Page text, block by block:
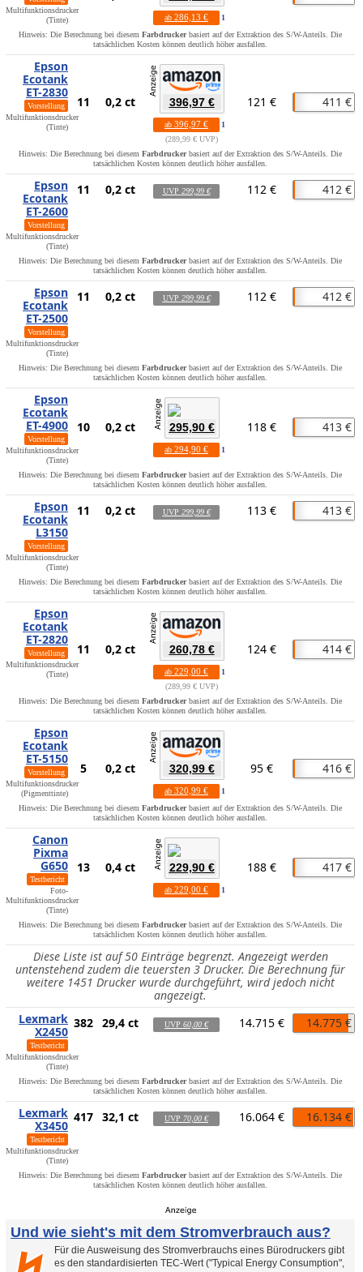
Multifunktionsdrucker
(Tinte)
ab 286,13 € 1
Hinweis: Die Berechnung bei diesem Farbdruckerbasiert auf der Extraktion des S/W-Anteils. Die
tatsächlichen Kosten können deutlich höher ausfallen.
Epson
Ecotank
ET-2830
Vorstellung
Multifunktionsdrucker
(Tinte)
11 0,2 ct 396,97 €
ab 396,97 €
1
289,99 € UVP
121 € 411 €
Hinweis: Die Berechnung bei diesem Farbdruckerbasiert auf der Extraktion des S/W-Anteils. Die
tatsächlichen Kosten können deutlich höher ausfallen.
Epson
Ecotank
ET-2600
Vorstellung
Multifunktionsdrucker
(Tinte)
11 0,2 ct UVP 299,99 € 112 € 412 €
Hinweis: Die Berechnung bei diesem Farbdruckerbasiert auf der Extraktion des S/W-Anteils. Die
tatsächlichen Kosten können deutlich höher ausfallen.
Epson
Ecotank
ET-2500
Vorstellung
Multifunktionsdrucker
(Tinte)
11 0,2 ct UVP 299,99 € 112 € 412 €
Hinweis: Die Berechnung bei diesem Farbdruckerbasiert auf der Extraktion des S/W-Anteils. Die
tatsächlichen Kosten können deutlich höher ausfallen.
Epson
Ecotank
ET-4900
Vorstellung
Multifunktionsdrucker
(Tinte)
10 0,2 ct 295,90 €
ab 294,90 € 1
118 € 413 €
Hinweis: Die Berechnung bei diesem Farbdruckerbasiert auf der Extraktion des S/W-Anteils. Die
tatsächlichen Kosten können deutlich höher ausfallen.
Epson
Ecotank
L3150
Vorstellung
Multifunktionsdrucker
(Tinte)
11 0,2 ct UVP 299,99 € 113 € 413 €
Hinweis: Die Berechnung bei diesem Farbdruckerbasiert auf der Extraktion des S/W-Anteils. Die
tatsächlichen Kosten können deutlich höher ausfallen.
Epson
Ecotank
ET-2820
Vorstellung
Multifunktionsdrucker
(Tinte)
11 0,2 ct 260,78 €
ab 229,00 €
1
289,99 € UVP
124 € 414 €
Hinweis: Die Berechnung bei diesem Farbdruckerbasiert auf der Extraktion des S/W-Anteils. Die
tatsächlichen Kosten können deutlich höher ausfallen.
Epson
Ecotank
ET-5150
Vorstellung
Multifunktionsdrucker
(Pigmenttinte)
5 0,2 ct 320,99 €
ab 320,99 € 1
95 € 416 €
Hinweis: Die Berechnung bei diesem Farbdruckerbasiert auf der Extraktion des S/W-Anteils. Die
tatsächlichen Kosten können deutlich höher ausfallen.
Canon
Pixma
G650
Testbericht
Foto-
Multifunktionsdrucker
(Tinte)
13 0,4 ct 229,90 €
ab 229,00 € 1
188 € 417 €
Hinweis: Die Berechnung bei diesem Farbdruckerbasiert auf der Extraktion des S/W-Anteils. Die
tatsächlichen Kosten können deutlich höher ausfallen.
Diese Liste ist auf 50 Einträge begrenzt. Angezeigt werden
untenstehend zudem die teuersten 3 Drucker. Die Berechnung für
weitere 1451 Drucker wurde durchgeführt, wird jedoch nicht
angezeigt.
Lexmark
X2450
Testbericht
Multifunktionsdrucker
(Tinte)
382 29,4 ct UVP 60,00 € 14.715 € 14.775 €
Hinweis: Die Berechnung bei diesem Farbdruckerbasiert auf der Extraktion des S/W-Anteils. Die
tatsächlichen Kosten können deutlich höher ausfallen.
Lexmark
X3450
Testbericht
Multifunktionsdrucker
(Tinte)
417 32,1 ct UVP 70,00 € 16.064 € 16.134 €
Hinweis: Die Berechnung bei diesem Farbdruckerbasiert auf der Extraktion des S/W-Anteils. Die
tatsächlichen Kosten können deutlich höher ausfallen.
Und wie sieht's mit dem Stromverbrauch aus?
Für die Ausweisung des Stromverbrauchs eines Bürodruckers gibt
es den standardisierten TEC-Wert ("Typical Energy Consumption",